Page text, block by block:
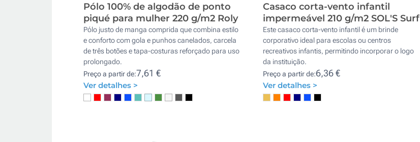
Pólo 100% de algodão de ponto
piqué para mulher 220 g/m2 Roly
Pólo justo de manga comprida que combina estilo
e conforto com gola e punhos canelados, carcela
de três botões e tapa-costuras reforçado para uso
prolongado.
Preço a partir de:7,61 €
Ver detalhes >
Casaco corta-vento infantil
impermeável 210 g/m2 SOL'S Surf
Este casaco corta-vento infantil é um brinde
corporativo ideal para escolas ou centros
recreativos infantis, permitindo incorporar o logo
da instituição.
Preço a partir de:6,36 €
Ver detalhes >